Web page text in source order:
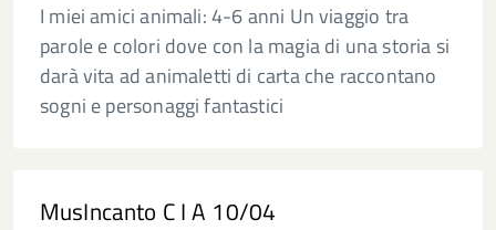
I miei amici animali: 4-6 anni Un viaggio tra
parole e colori dove con la magia di una storia si
darà vita ad animaletti di carta che raccontano
sogni e personaggi fantastici
MusIncanto C I A 10/04